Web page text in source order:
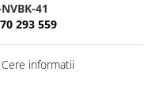
41
293 559
informatii